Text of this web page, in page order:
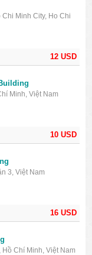
12 USD
Minh City, Ho Chi
10 USD
Minh, Việt Nam
16 USD
3, Việt Nam
Chí Minh, Việt Nam